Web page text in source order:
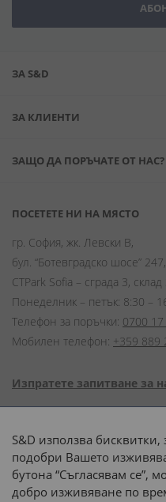
ЗА S&D
ЗА КЛИЕНТИ
ЗАЩО ДА ПОРЪЧАТЕ ОТ НАС?
ПОСЕТЕТЕ НИ НА МЯСТО
гр. София, жк. Левски В,
бул. “Ботевградско шосе” 247,
CTPark Sofia – сграда 3, склад
Понеделник – петък: 8:30 –
Телефон за поръчки: 0700
Мобилен телефон: +359 889
Изпратете запитване за
Начини
S&D използва
подобри Вашето
бутона “Съгласявам се”,
добро изживяване по